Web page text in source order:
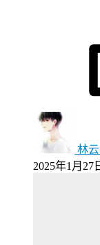
林
2025年1月27